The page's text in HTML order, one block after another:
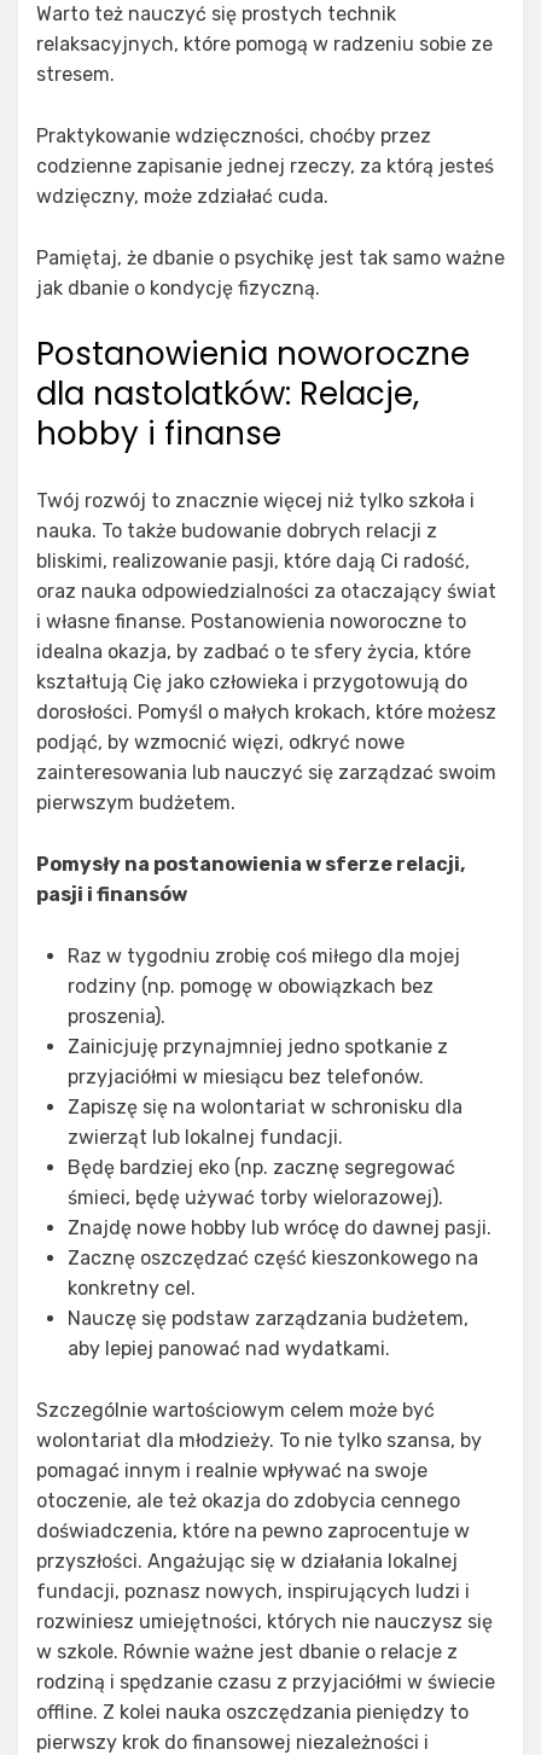
Warto też nauczyć się prostych technik
relaksacyjnych, które pomogą w radzeniu sobie ze
stresem.
Praktykowanie wdzięczności, choćby przez
codzienne zapisanie jednej rzeczy, za którą jesteś
wdzięczny, może zdziałać cuda.
Pamiętaj, że dbanie o psychikę jest tak samo ważne
jak dbanie o kondycję fizyczną.
Postanowienia noworoczne
dla nastolatków: Relacje,
hobby i finanse
Twój rozwój to znacznie więcej niż tylko szkoła i
nauka. To także budowanie dobrych relacji z
bliskimi, realizowanie pasji, które dają Ci radość,
oraz nauka odpowiedzialności za otaczający świat
i własne finanse. Postanowienia noworoczne to
idealna okazja, by zadbać o te sfery życia, które
kształtują Cię jako człowieka i przygotowują do
dorosłości. Pomyśl o małych krokach, które możesz
podjąć, by wzmocnić więzi, odkryć nowe
zainteresowania lub nauczyć się zarządzać swoim
pierwszym budżetem.
Pomysły na postanowienia w sferze relacji,
pasji i finansów
Raz w tygodniu zrobię coś miłego dla mojej
rodziny (np. pomogę w obowiązkach bez
proszenia).
Zainicjuję przynajmniej jedno spotkanie z
przyjaciółmi w miesiącu bez telefonów.
Zapiszę się na wolontariat w schronisku dla
zwierząt lub lokalnej fundacji.
Będę bardziej eko (np. zacznę segregować
śmieci, będę używać torby wielorazowej).
Znajdę nowe hobby lub wrócę do dawnej pasji.
Zacznę oszczędzać część kieszonkowego na
konkretny cel.
Nauczę się podstaw zarządzania budżetem,
aby lepiej panować nad wydatkami.
Szczególnie wartościowym celem może być
wolontariat dla młodzieży. To nie tylko szansa, by
pomagać innym i realnie wpływać na swoje
otoczenie, ale też okazja do zdobycia cennego
doświadczenia, które na pewno zaprocentuje w
przyszłości. Angażując się w działania lokalnej
fundacji, poznasz nowych, inspirujących ludzi i
rozwiniesz umiejętności, których nie nauczysz się
w szkole. Równie ważne jest dbanie o relacje z
rodziną i spędzanie czasu z przyjaciółmi w świecie
offline. Z kolei nauka oszczędzania pieniędzy to
pierwszy krok do finansowej niezależności i